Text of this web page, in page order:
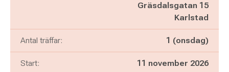
Gräsdalsgatan 15
Karlstad
Antal träffar: 1 (onsdag)
Start: 11 november 2026